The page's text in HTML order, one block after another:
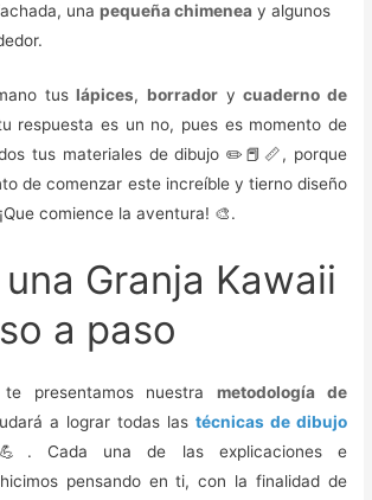
unapequeña chimenea y algunos
tuslápices, borradorycuaderno de
respuesta es un no, pues es momento de
tus materiales de dibujo ✏️📕📏, porque
de comenzar este increíble y tierno diseño
comience la aventura! 🎨.
Granja Kawaii
a paso
te presentamos nuestrametodología de
a lograr todas las técnicas de dibujo
Cada una de las explicaciones e
pensando en ti, con la finalidad de